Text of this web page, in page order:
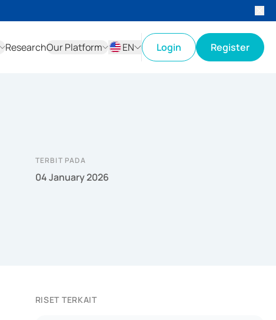
ResearchOur Platform
EN
Login Register
TERBIT PADA
04 January 2026
RISET TERKAIT